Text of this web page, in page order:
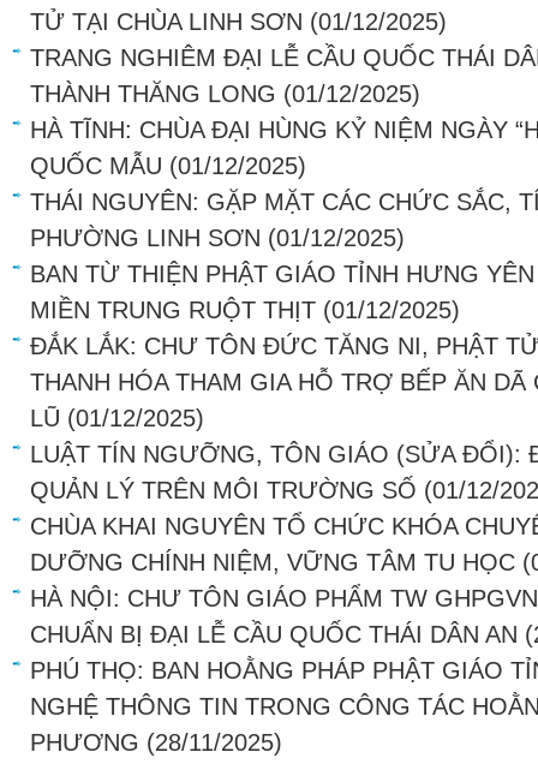
TỬ TẠI CHÙA LINH SƠN (01/12/2025)
TRANG NGHIÊM ĐẠI LỄ CẦU QUỐC THÁI
THÀNH THĂNG LONG (01/12/2025)
HÀ TĨNH: CHÙA ĐẠI HÙNG KỶ NIỆM NGÀY
QUỐC MẪU (01/12/2025)
THÁI NGUYÊN: GẶP MẶT CÁC CHỨC SẮC,
PHƯỜNG LINH SƠN (01/12/2025)
BAN TỪ THIỆN PHẬT GIÁO TỈNH HƯNG
MIỀN TRUNG RUỘT THỊT (01/12/2025)
ĐẮK LẮK: CHƯ TÔN ĐỨC TĂNG NI, PHẬT
THANH HÓA THAM GIA HỖ TRỢ BẾP ĂN DÃ
LŨ (01/12/2025)
LUẬT TÍN NGƯỠNG, TÔN GIÁO (SỬA ĐỔI):
QUẢN LÝ TRÊN MÔI TRƯỜNG SỐ (01/12/
CHÙA KHAI NGUYÊN TỔ CHỨC KHÓA
DƯỠNG CHÍNH NIỆM, VỮNG TÂM TU HỌC
HÀ NỘI: CHƯ TÔN GIÁO PHẨM TW
CHUẨN BỊ ĐẠI LỄ CẦU QUỐC THÁI DÂN AN
PHÚ THỌ: BAN HOẰNG PHÁP PHẬT GIÁO
NGHỆ THÔNG TIN TRONG CÔNG TÁC
PHƯƠNG (28/11/2025)